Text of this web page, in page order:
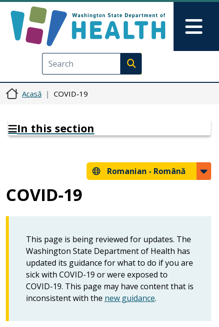
Execute search
Acasă COVID-19
In this section
Romanian - Română
COVID-19
This page is being reviewed for updates. The
Washington State Department of Health has
updated its guidance for what to do if you are
sick with COVID-19 or were exposed to
COVID-19. This page may have content that is
inconsistent with the new guidance.